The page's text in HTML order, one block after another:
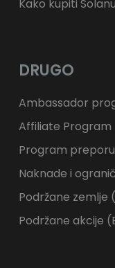
Kako kupiti
DRUGO
Ambassador
Affiliate Program
Program
Naknade i
Podržane zemlje
Podržane akcije